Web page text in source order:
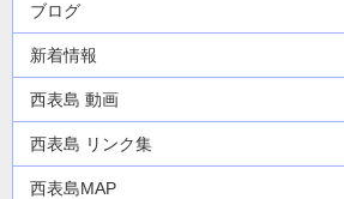
ブログ
新着情報
西表島 動画
西表島 リンク集
西表島MAP